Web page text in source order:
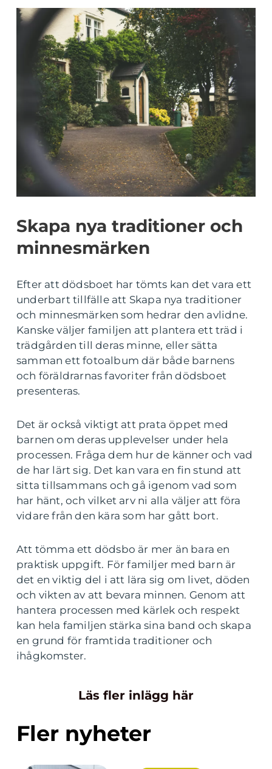
Skapa nya traditioner och
minnesmärken
Efter att dödsboet har tömts kan det vara ett
underbart tillfälle att Skapa nya traditioner
och minnesmärken som hedrar den avlidne.
Kanske väljer familjen att plantera ett träd i
trädgården till deras minne, eller sätta
samman ett fotoalbum där både barnens
och föräldrarnas favoriter från dödsboet
presenteras.
Det är också viktigt att prata öppet med
barnen om deras upplevelser under hela
processen. Fråga dem hur de känner och vad
de har lärt sig. Det kan vara en fin stund att
sitta tillsammans och gå igenom vad som
har hänt, och vilket arv ni alla väljer att föra
vidare från den kära som har gått bort.
Att tömma ett dödsbo är mer än bara en
praktisk uppgift. För familjer med barn är
det en viktig del i att lära sig om livet, döden
och vikten av att bevara minnen. Genom att
hantera processen med kärlek och respekt
kan hela familjen stärka sina band och skapa
en grund för framtida traditioner och
ihågkomster.
Läs fler inlägg här
Fler nyheter